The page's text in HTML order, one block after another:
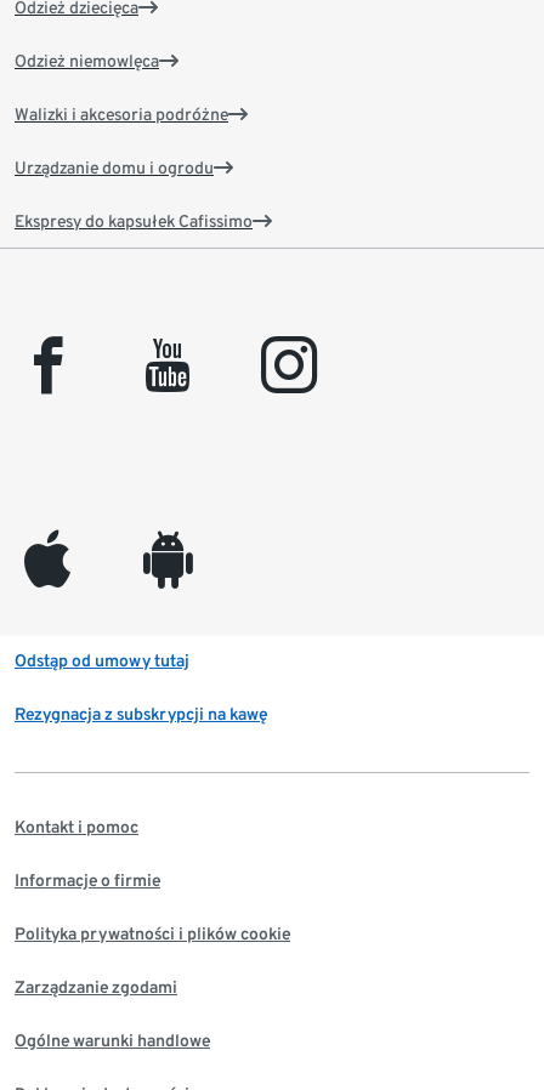
Odzież dziecięca
Odzież niemowlęca
Walizki i akcesoria podróżne
Urządzanie domu i ogrodu
Ekspresy do kapsułek Cafissimo
facebook youtube instagram
appleinc android
Odstąp od umowy tutaj
Rezygnacja z subskrypcji na kawę
Kontakt i pomoc
Informacje o firmie
Polityka prywatności i plików cookie
Zarządzanie zgodami
Ogólne warunki handlowe